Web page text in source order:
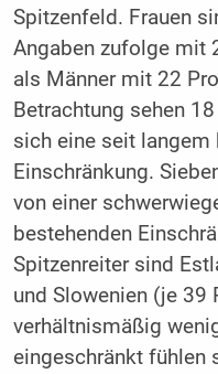
Spitzenfeld. Frauen
Angaben zufolge mit
als Männer mit 22
Betrachtung sehen
sich eine seit
Einschränkung.
von einer
bestehenden
Spitzenreiter sind
und Slowenien (je 39
verhältnismäßig
eingeschränkt fühlen